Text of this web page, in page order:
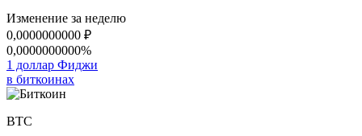
Изменение за неделю
0,0000000000 ₽
0,0000000000%
1 доллар Фиджи
в биткоинах
BTC